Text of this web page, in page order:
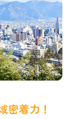
密着力！